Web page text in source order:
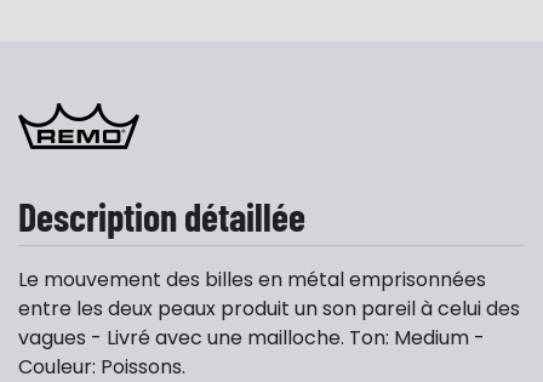
Description détaillée
Le mouvement des billes en métal emprisonnées
entre les deux peaux produit un son pareil à celui des
vagues - Livré avec une mailloche. Ton: Medium -
Couleur: Poissons.